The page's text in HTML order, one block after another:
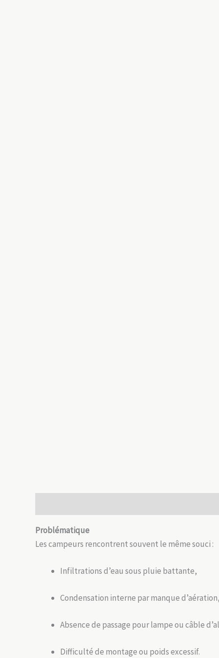
Problématique
Les campeurs rencontrent souvent le même souci :
Infiltrations d’eau sous pluie battante,
Condensation interne par manque d’aération,
Absence de passage pour lampe ou câble
Difficulté de montage ou poids excessif.